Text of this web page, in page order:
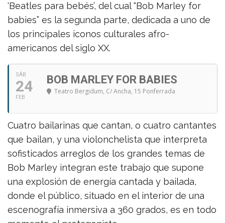
‘Beatles para bebés’, del cual “Bob Marley for
babies” es la segunda parte, dedicada a uno de
los principales iconos culturales afro-
americanos del siglo XX.
SÁB
24
FEB
BOB MARLEY FOR BABIES
Teatro Bergidum, C/ Ancha, 15 Ponferrada
Cuatro bailarinas que cantan, o cuatro cantantes
que bailan, y una violonchelista que interpreta
sofisticados arreglos de los grandes temas de
Bob Marley integran este trabajo que supone
una explosión de energía cantada y bailada,
donde el público, situado en el interior de una
escenografía inmersiva a 360 grados, es en todo